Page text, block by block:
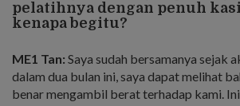
pelatihnya dengan penuh
kenapa begitu?
ME1 Tan: Saya sudah bersamanya sejak
dalam dua bulan ini, saya dapat melihat
benar mengambil berat terhadap kami.